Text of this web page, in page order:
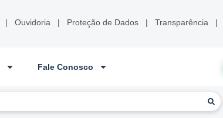
| Ouvidoria | Proteção de Dados | Transparência |
Fale Conosco